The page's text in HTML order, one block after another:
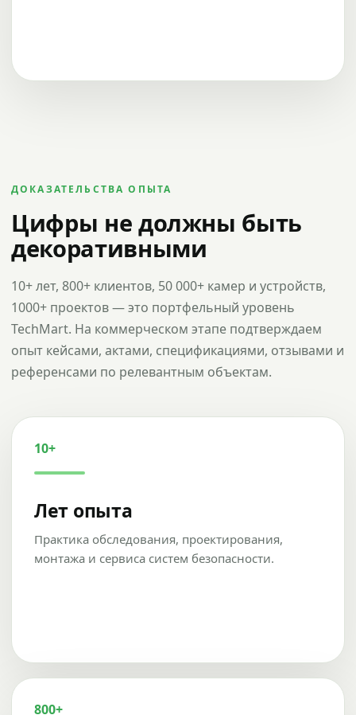
ДОКАЗАТЕЛЬСТВА ОПЫТА
Цифры не должны быть
декоративными
10+ лет, 800+ клиентов, 50 000+ камер и устройств,
1000+ проектов — это портфельный уровень
TechMart. На коммерческом этапе подтверждаем
опыт кейсами, актами, спецификациями, отзывами и
референсами по релевантным объектам.
10+
Лет опыта
Практика обследования, проектирования,
монтажа и сервиса систем безопасности.
800+